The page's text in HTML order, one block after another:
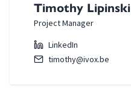
Timothy Lipinski
Project Manager
LinkedIn
timothy@ivox.be